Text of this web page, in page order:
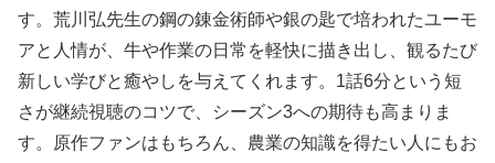
す。荒川弘先生の鋼の錬金術師や銀の匙で培われたユーモ
アと人情が、牛や作業の日常を軽快に描き出し、観るたび
新しい学びと癒やしを与えてくれます。1話6分という短
さが継続視聴のコツで、シーズン3への期待も高まりま
す。原作ファンはもちろん、農業の知識を得たい人にもお